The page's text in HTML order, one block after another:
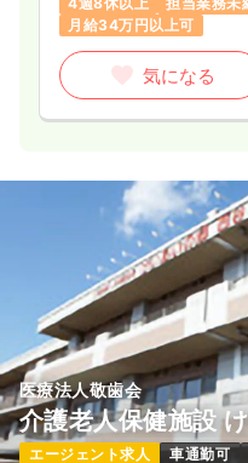
月給34万円以上可
気になる
医療法人敬歯会
介護老人保健施設
エージェント求人 車通勤可